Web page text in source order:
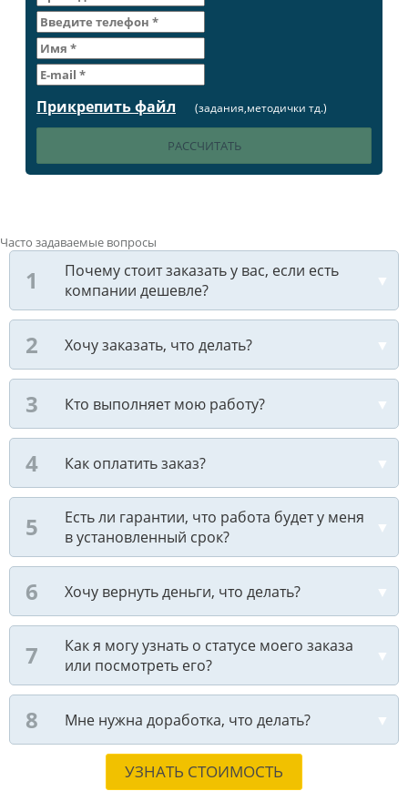
Прикрепить файл (задания,методички тд.)
Часто задаваемые вопросы
Почему стоит заказать у вас, если есть
компании дешевле?
Хочу заказать, что делать?
Кто выполняет мою работу?
Как оплатить заказ?
Есть ли гарантии, что работа будет у меня
в установленный срок?
Хочу вернуть деньги, что делать?
Как я могу узнать о статусе моего заказа
или посмотреть его?
Мне нужна доработка, что делать?
УЗНАТЬ СТОИМОСТЬ